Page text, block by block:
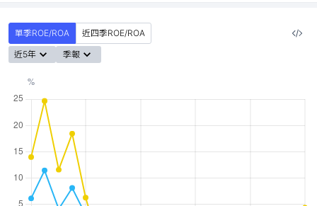
單季ROE/ROA
近四季ROE/ROA
近5年
季報